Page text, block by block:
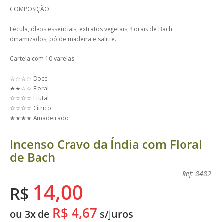
COMPOSIÇÃO:
Fécula, óleos essenciais, extratos vegetais, florais de Bach
dinamizados, pó de madeira e salitre.
Cartela com 10 varelas
☆☆☆☆ Doce
★★☆☆ Floral
☆☆☆☆ Frutal
☆☆☆☆ Cítrico
★★★★ Amadeirado
Incenso Cravo da Índia com Floral
de Bach
Ref: 8482
R$ 14,00
ou 3x de R$ 4,67 s/juros